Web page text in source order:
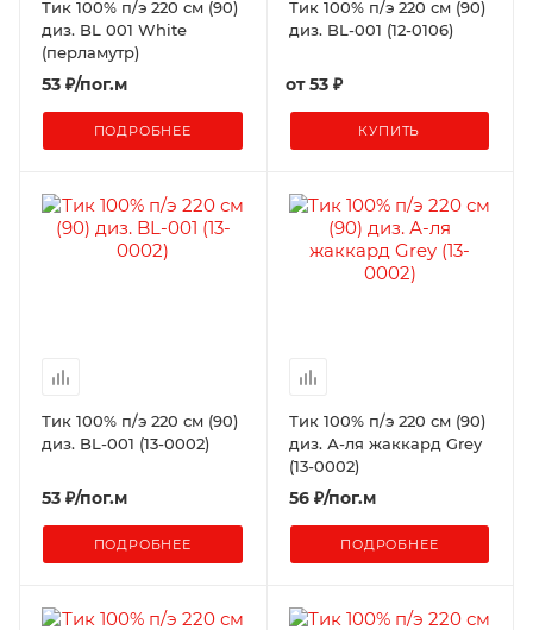
Тик 100% п/э 220 см (90)
диз. BL 001 White
(перламутр)
53 ₽/пог.м
ПОДРОБНЕЕ
Тик 100% п/э 220 см (90)
диз. BL-001 (12-0106)
от53 ₽
КУПИТЬ
Тик 100% п/э 220 см (90)
диз. BL-001 (13-0002)
53 ₽/пог.м
ПОДРОБНЕЕ
Тик 100% п/э 220 см (90)
диз. А-ля жаккард Grey
(13-0002)
56₽/пог.м
ПОДРОБНЕЕ